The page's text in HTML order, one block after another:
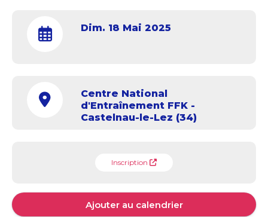
Dim. 18 Mai 2025
Centre National
d'Entraînement FFK -
Castelnau-le-Lez (34)
Inscription
Ajouter au calendrier